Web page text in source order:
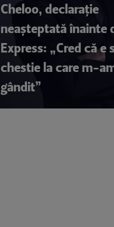
Cheloo, declarație
neașteptată înainte
Express: „Cred că e
chestie la care m-
gândit”